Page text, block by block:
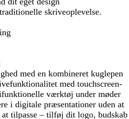
skriveoplevelse.
med en kombineret kuglepen
med touchscreen-
værktøj under møder
i digitale præsentationer uden at
tilpasse – tilføj dit logo, budskab